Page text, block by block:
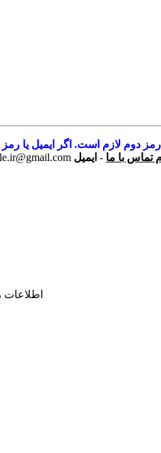
دوم لازم است. اگر ایمیل یا رمز
تماس با ما - ایمیل
اطلاعات